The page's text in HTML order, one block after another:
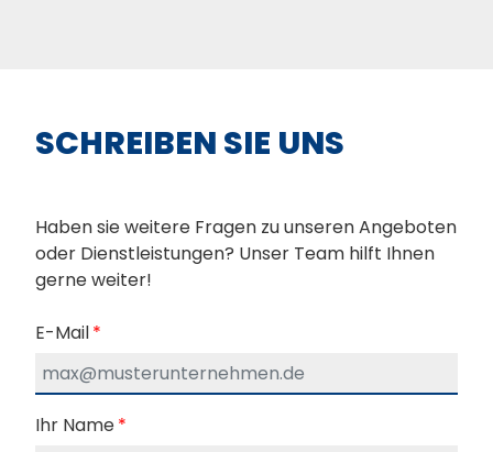
SCHREIBEN SIE UNS
Haben sie weitere Fragen zu unseren Angeboten
oder Dienstleistungen? Unser Team hilft Ihnen
gerne weiter!
E-Mail*
Ihr Name*